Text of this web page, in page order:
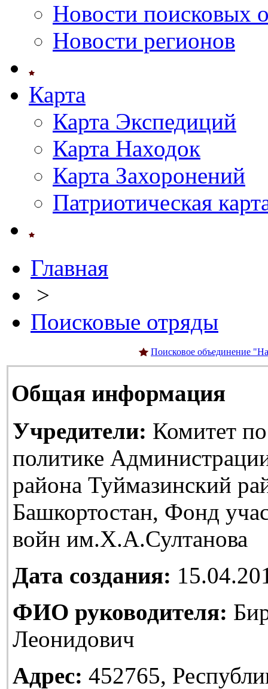
Новости поисковых
Новости регионов
Карта
Карта Экспедиций
Карта Находок
Карта Захоронений
Патриотическая
Главная
>
Поисковые отряды
Поисковое объединение
Общая информация
Учредители: Комитет
политике
района Туймазинский
Башкортостан, Фонд
войн им.Х.А.Султанова
Дата создания:
ФИО руководителя:
Леонидович
Адрес: 452765,